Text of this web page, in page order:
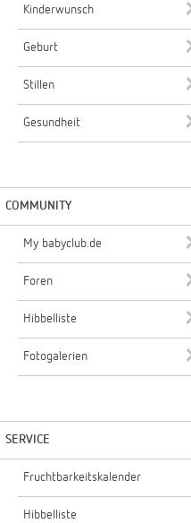
Kinderwunsch
Geburt
Stillen
Gesundheit
COMMUNITY
My babyclub.de
Foren
Hibbelliste
Fotogalerien
SERVICE
Fruchtbarkeitskalender
Hibbelliste